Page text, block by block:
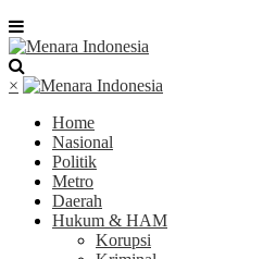
×
Home
Nasional
Politik
Metro
Daerah
Hukum & HAM
Korupsi